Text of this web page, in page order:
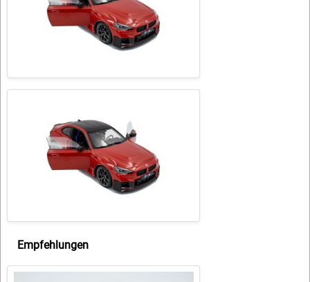
Empfehlungen